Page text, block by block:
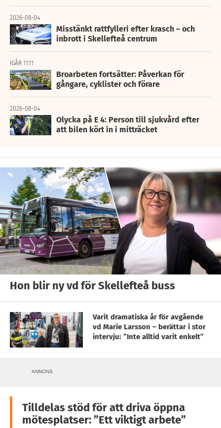
2026-08-04
Misstänkt rattfylleri efter krasch – och
inbrott i Skellefteå centrum
IGÅR 11:11
Broarbeten fortsätter: Påverkan för
gångare, cyklister och förare
2026-08-04
Olycka på E 4: Person till sjukvård efter
att bilen kört in i mitträcket
Hon blir ny vd för Skellefteå buss
Varit dramatiska år för avgående
vd Marie Larsson – berättar i stor
intervju: ”Inte alltid varit enkelt”
ANNONS
Tilldelas stöd för att driva öppna
mötesplatser: ”Ett viktigt arbete”